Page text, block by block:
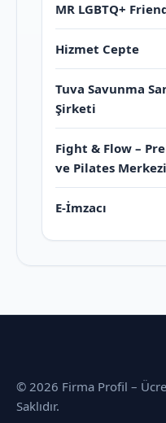
MR LGBTQ+
Hizmet Cepte
Tuva Savunma
Şirketi
Fight & Flow –
ve Pilates Merkezi
E-İmzacı
© 2026 Firma Profil –
Saklıdır.